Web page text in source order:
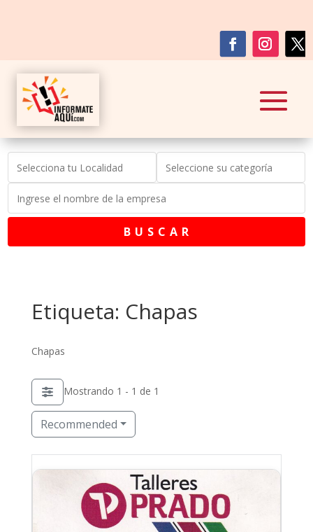
B U S C A R
Etiqueta: Chapas
Chapas
Mostrando 1 - 1 de 1
Recommended